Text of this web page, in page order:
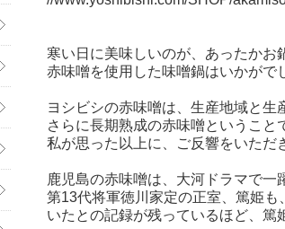
寒い日に美味しいのが、あったかお
赤味噌を使用した味噌鍋はいかがで
ヨシビシの赤味噌は、生産地域と生
さらに長期熟成の赤味噌ということ
私が思った以上に、ご反響をいただ
鹿児島の赤味噌は、大河ドラマで一
第13代将軍徳川家定の正室、篤姫も
いたとの記録が残っているほど、篤